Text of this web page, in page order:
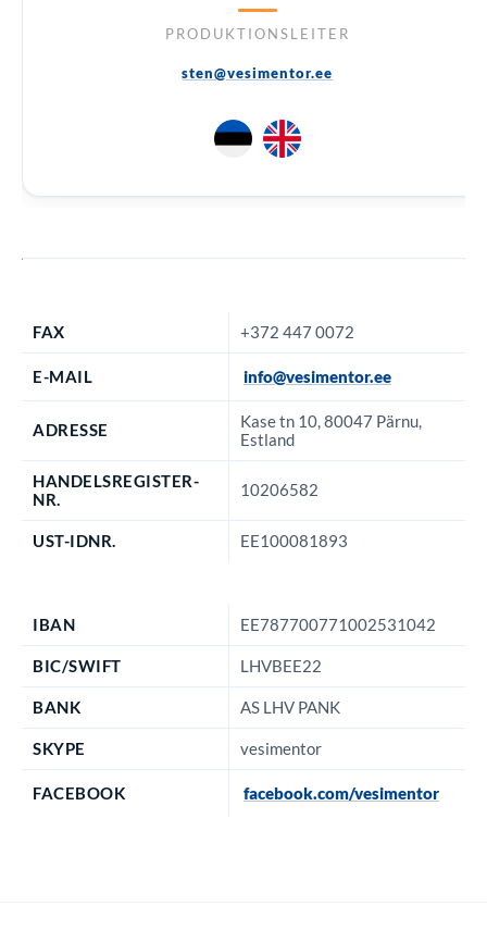
PRODUKTIONSLEITER
sten@vesimentor.ee
FAX +372 447 0072
E-MAIL info@vesimentor.ee
ADRESSE
Kase tn 10, 80047 Pärnu,
Estland
HANDELSREGISTER-
NR.
10206582
UST-IDNR. EE100081893
IBAN EE787700771002531042
BIC/SWIFT LHVBEE22
BANK AS LHV PANK
SKYPE vesimentor
FACEBOOK facebook.com/vesimentor